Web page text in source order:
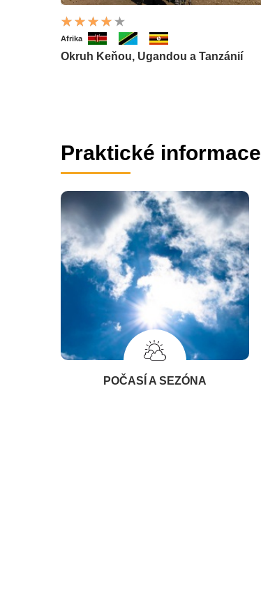
Afrika
Okruh Keňou, Ugandou a Tanzánií
Praktické informace
POČASÍ A SEZÓNA